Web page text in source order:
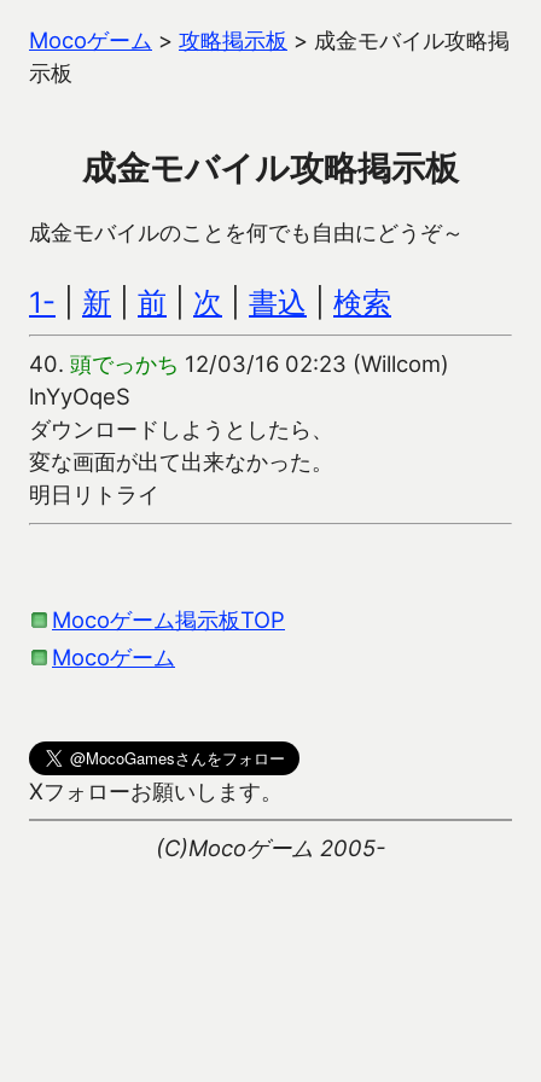
Mocoゲーム > 攻略掲示板 > 成金モバイル攻略掲
示板
成金モバイル攻略掲示板
成金モバイルのことを何でも自由にどうぞ～
1- 新 前 次 書込 検索
40. 頭でっかち 12/03/16 02:23 (Willcom)
lnYyOqeS
ダウンロードしようとしたら、
変な画面が出て出来なかった。
明日リトライ
Mocoゲーム掲示板TOP
Mocoゲーム
Xフォローお願いします。
(C)Mocoゲーム 2005-